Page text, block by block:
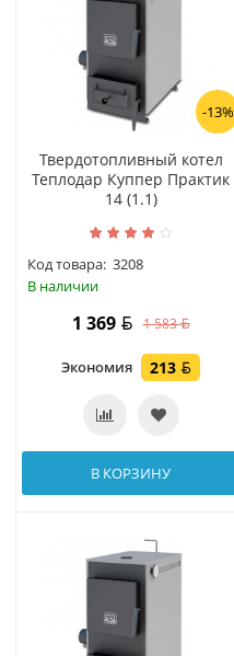
-13%
Твердотопливный котел
Теплодар Куппер Практик
14 (1.1)
Код товара: 3208
В наличии
1 369 1 583
Экономия 213
В КОРЗИНУ